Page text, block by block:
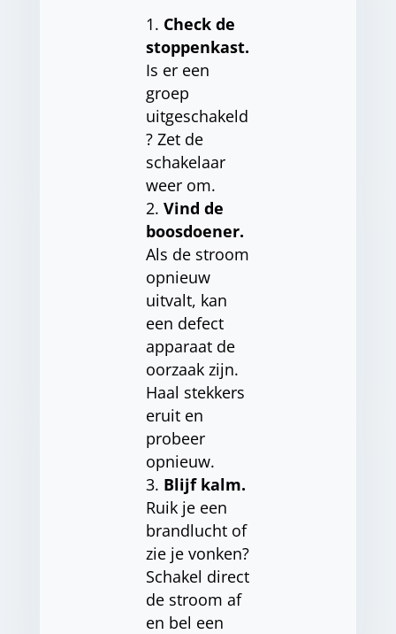
Check de
stoppenkast.
Is er een
groep
uitgeschakeld
? Zet de
schakelaar
weer om.
Vind de
boosdoener.
Als de stroom
opnieuw
uitvalt, kan
een defect
apparaat de
oorzaak zijn.
Haal stekkers
eruit en
probeer
opnieuw.
Blijf kalm.
Ruik je een
brandlucht of
zie je vonken?
Schakel direct
de stroom af
en bel een